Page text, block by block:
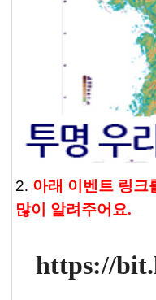
2. 아래 이벤트 링크
많이 알려주어요.
https://